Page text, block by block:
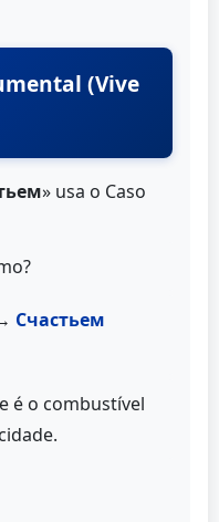
(Vive
» usa o Caso
Счастьем
é o combustível